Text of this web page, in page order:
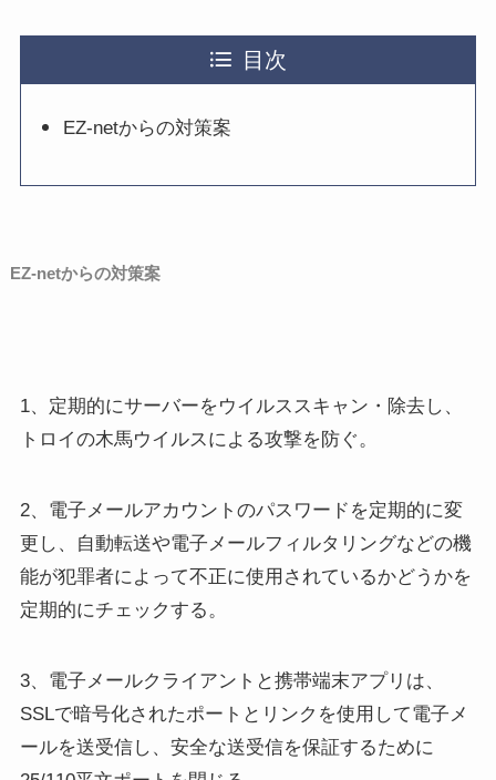
目次
EZ-netからの対策案
EZ-netからの対策案
1、定期的にサーバーをウイルススキャン・除去し、
トロイの木馬ウイルスによる攻撃を防ぐ。
2、電子メールアカウントのパスワードを定期的に変
更し、自動転送や電子メールフィルタリングなどの機
能が犯罪者によって不正に使用されているかどうかを
定期的にチェックする。
3、電子メールクライアントと携帯端末アプリは、
SSLで暗号化されたポートとリンクを使用して電子メ
ールを送受信し、安全な送受信を保証するために